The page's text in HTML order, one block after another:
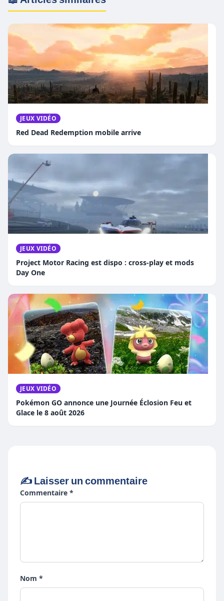
JEUX VIDÉO
Red Dead Redemption mobile arrive
JEUX VIDÉO
Project Motor Racing est dispo : cross-play et mods
Day One
JEUX VIDÉO
Pokémon GO annonce une Journée Éclosion Feu et
Glace le 8 août 2026
✍️ Laisser un commentaire
Commentaire *
Nom *